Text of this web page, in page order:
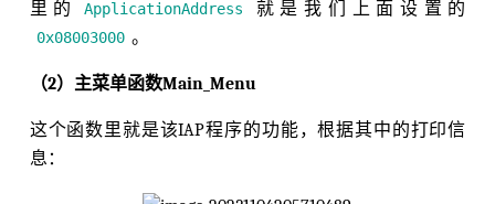
里的
ApplicationAddress 就是我们上面设置的
0x08003000 。
（2）主菜单函数Main_Menu
这个函数里就是该IAP程序的功能，根据其中的打印信
息：